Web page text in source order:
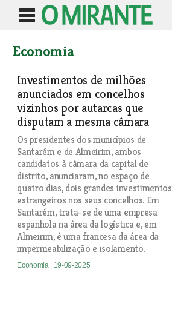
Economia
Investimentos de milhões
anunciados em concelhos
vizinhos por autarcas que
disputam a mesma câmara
Os presidentes dos municípios de
Santarém e de Almeirim, ambos
candidatos à câmara da capital de
distrito, anunciaram, no espaço de
quatro dias, dois grandes investimentos
estrangeiros nos seus concelhos. Em
Santarém, trata-se de uma empresa
espanhola na área da logística e, em
Almeirim, é uma francesa da área da
impermeabilização e isolamento.
Economia | 19-09-2025